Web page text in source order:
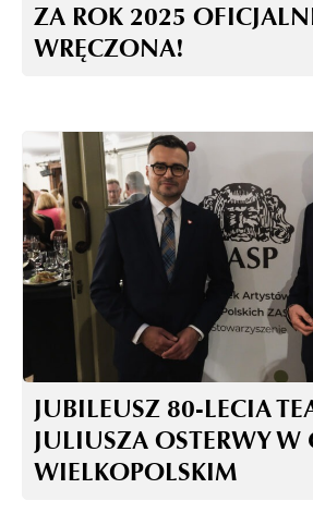
ZA ROK 2025
WRĘCZONA!
JUBILEUSZ 80-LECIA
JULIUSZA OSTERWY
WIELKOPOLSKIM